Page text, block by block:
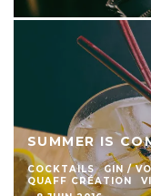
SUMMER IS
COCKTAILS GIN /
QUAFF CRÉATION